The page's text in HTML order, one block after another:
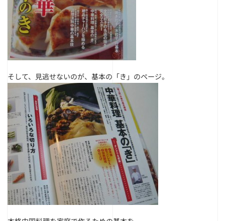
そして、見逃せないのが、基本の「き」のページ。